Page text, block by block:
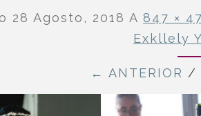
28 Agosto, 2018 A 847 ×
Exkllely
← ANTERIOR /